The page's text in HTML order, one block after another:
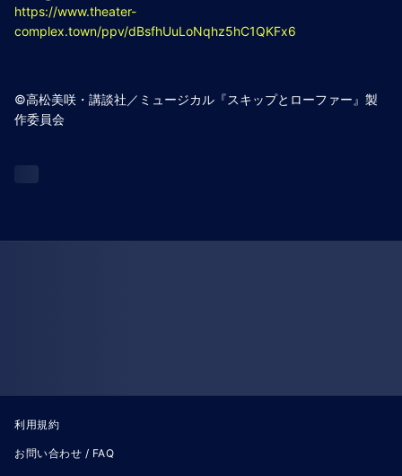
https://www.theater-
complex.town/ppv/dBsfhUuLoNqhz5hC1QKFx6
©高松美咲・講談社／ミュージカル『スキップとローファー』製
作委員会
利用規約
お問い合わせ / FAQ